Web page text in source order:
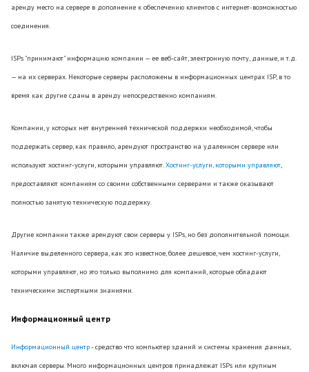
аренду место на сервере в дополнение к обеспечению клиентов с интернет-возможностью
соединения.
ISPs "принимают" информацию компании — ее веб-сайт, электронную почту, данные, и т.д.
— на их серверах. Некоторые серверы расположены в информационных центрах ISP, в то
время как другие сданы в аренду непосредственно компаниям.
Компании, у которых нет внутренней технической поддержки необходимой, чтобы
поддержать сервер, как правило, арендуют пространство на удаленном сервере или
используют хостинг-услуги, которыми управляют.Хостинг-услуги, которыми управляют,
предоставляют компаниям со своими собственными серверами и также оказывают
полностью занятую техническую поддержку.
Другие компании также арендуют свои серверы у ISPs, но без дополнительной помощи.
Наличие выделенного сервера, как это известное, более дешевое, чем хостинг-услуги,
которыми управляют, но это только выполнимо для компаний, которые обладают
техническими экспертными знаниями.
Информационный центр
Информационный центр- средство что компьютер зданий и системы хранения данных,
включая серверы. Много информационных центров принадлежат ISPs или крупным